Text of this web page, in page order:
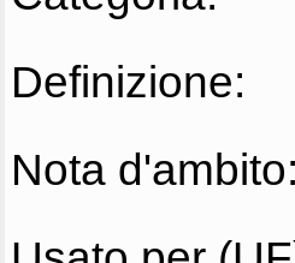
Definizione:
Nota d'ambito: